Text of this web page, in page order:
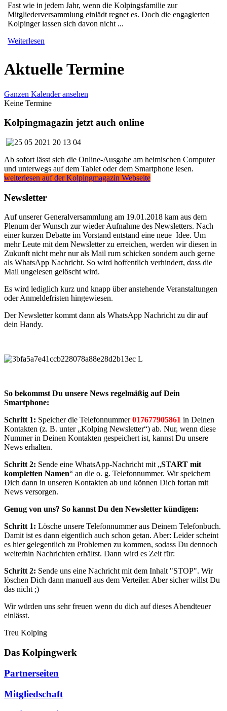
Fast wie in jedem Jahr, wenn die Kolpingsfamilie zur
Mitgliederversammlung einlädt regnet es. Doch die engagierten
Kolpinger lassen sich davon nicht ...
Weiterlesen
Aktuelle Termine
Ganzen Kalender ansehen
Keine Termine
Kolpingmagazin jetzt auch online
Ab sofort lässt sich die Online-Ausgabe am heimischen Computer
und unterwegs auf dem Tablet oder dem Smartphone lesen.
weiterlesen auf der Kolpingmagazin Webseite
Newsletter
Auf unserer Generalversammlung am 19.01.2018 kam aus dem
Plenum der Wunsch zur wieder Aufnahme des Newsletters. Nach
einer kurzen Debatte im Vorstand entstand eine neue Idee. Um
mehr Leute mit dem Newsletter zu erreichen, werden wir diesen in
Zukunft nicht mehr nur als Mail rum schicken sondern auch gerne
als WhatsApp Nachricht. So wird hoffentlich verhindert, dass die
Mail ungelesen gelöscht wird.
Es wird lediglich kurz und knapp über anstehende Veranstaltungen
oder Anmeldefristen hingewiesen.
Der Newsletter kommt dann als WhatsApp Nachricht zu dir auf
dein Handy.
So bekommst Du unsere News regelmäßig auf Dein
Smartphone:
Schritt 1: Speicher die Telefonnummer017677905861 in Deinen
Kontakten (z. B. unter „Kolping Newsletter“) ab. Nur, wenn diese
Nummer in Deinen Kontakten gespeichert ist, kannst Du unsere
News erhalten.
Schritt 2: Sende eine WhatsApp-Nachricht mit „START mit
kompletten Namen“ an die o. g. Telefonnummer. Wir speichern
Dich dann in unseren Kontakten ab und können Dich fortan mit
News versorgen.
Genug von uns? So kannst Du den Newsletter kündigen:
Schritt 1: Lösche unsere Telefonnummer aus Deinem Telefonbuch.
Damit ist es dann eigentlich auch schon getan. Aber: Leider scheint
es hier gelegentlich zu Problemen zu kommen, sodass Du dennoch
weiterhin Nachrichten erhältst. Dann wird es Zeit für:
Schritt 2: Sende uns eine Nachricht mit dem Inhalt "STOP". Wir
löschen Dich dann manuell aus dem Verteiler. Aber sicher willst Du
das nicht ;)
Wir würden uns sehr freuen wenn du dich auf dieses Abendteuer
einlässt.
Treu Kolping
Das Kolpingwerk
Partnerseiten
Mitgliedschaft